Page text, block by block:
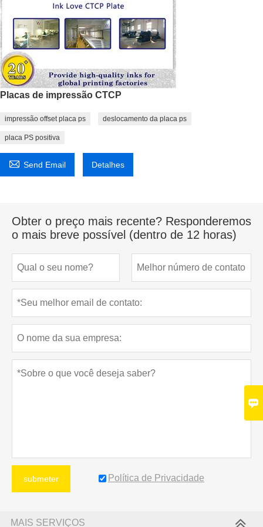
Placas de impressão CTCP
impressão offset placa ps deslocamento da placa ps
placa PS positiva
 Send Email Detalhes
Obter o preço mais recente? Responderemos
o mais breve possível (dentro de 12 horas)
submeter Política de Privacidade
MAIS SERVIÇOS
